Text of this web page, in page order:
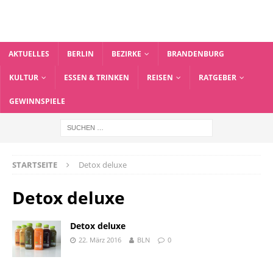
AKTUELLES BERLIN BEZIRKE BRANDENBURG
KULTUR ESSEN & TRINKEN REISEN RATGEBER
GEWINNSPIELE
STARTSEITE Detox deluxe
Detox deluxe
Detox deluxe
22. März 2016 BLN 0